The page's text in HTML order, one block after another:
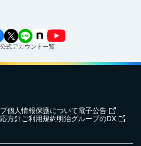
公式アカウント一覧
個人情報保護について電子公告
方針ご利用規約明治グループのDX